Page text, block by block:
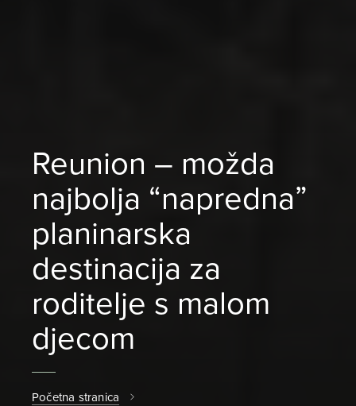
Reunion – možda
najbolja “napredna”
planinarska
destinacija za
roditelje s malom
djecom
Početna stranica